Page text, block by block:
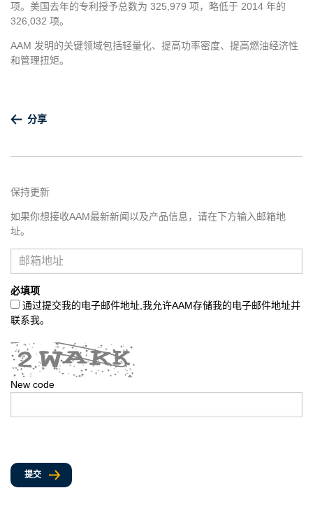
项。美国去年的专利授予总数为 325,979 项，略低于 2014 年的
326,032 项。
AAM 发明的关键领域包括轻量化、提高功率密度、提高燃油经济性
和管理扭矩。
分享
保持更新
如果你想接收AAM最新新闻以及产品信息，请在下方输入邮箱地
址。
必填项
通过提交我的电子邮件地址,我允许AAM存储我的电子邮件地址并
联系我。
New code
提交